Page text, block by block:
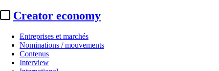
Creator economy
Entreprises et marchés
Nominations / mouvements
Contenus
Interview